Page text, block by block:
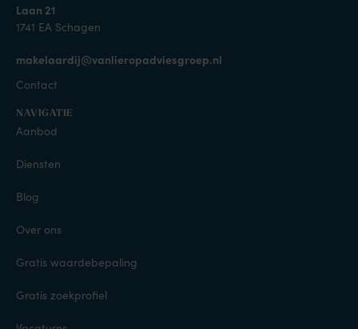
Laan 21
1741 EA Schagen
makelaardij@vanlieropadviesgroep.nl
Contact
NAVIGATIE
Aanbod
Diensten
Blog
Over ons
Gratis waardebepaling
Gratis zoekprofiel